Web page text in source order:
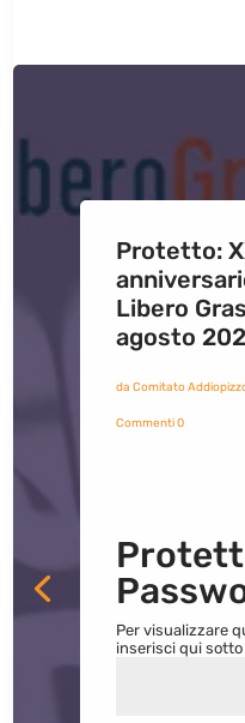
Protetto:
Libero
agosto
da Comitato
Commenti 0
Per visualizzare
inserisci qui sotto